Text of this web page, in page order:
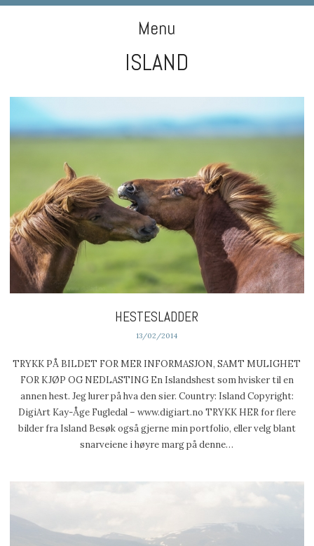
DIGIART PHOTOGRAPHY
Menu
ISLAND
HESTESLADDER
13/02/2014
TRYKK PÅ BILDET FOR MER INFORMASJON, SAMT MULIGHET
FOR KJØP OG NEDLASTING En Islandshest som hvisker til en
annen hest. Jeg lurer på hva den sier. Country: Island Copyright:
DigiArt Kay-Åge Fugledal – www.digiart.no TRYKK HER for flere
bilder fra Island Besøk også gjerne min portfolio, eller velg blant
snarveiene i høyre marg på denne…